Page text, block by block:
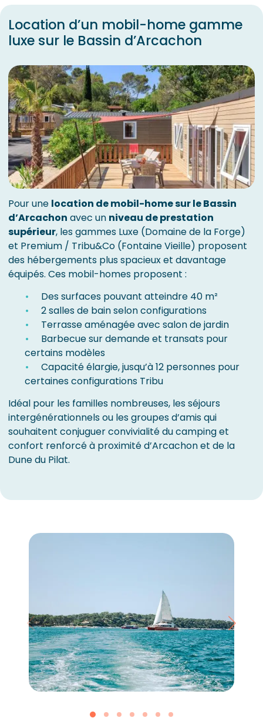
Location d’un mobil-home gamme
luxe sur le Bassin d’Arcachon
Pour une location de mobil-home sur le Bassin
d’Arcachon avec un niveau de prestation
supérieur, les gammes Luxe (Domaine de la Forge)
et Premium / Tribu&Co (Fontaine Vieille) proposent
des hébergements plus spacieux et davantage
équipés. Ces mobil-homes proposent :
Des surfaces pouvant atteindre 40 m²
2 salles de bain selon configurations
Terrasse aménagée avec salon de jardin
Barbecue sur demande et transats pour
certains modèles
Capacité élargie, jusqu’à 12 personnes pour
certaines configurations Tribu
Idéal pour les familles nombreuses, les séjours
intergénérationnels ou les groupes d’amis qui
souhaitent conjuguer convivialité du camping et
confort renforcé à proximité d’Arcachon et de la
Dune du Pilat.